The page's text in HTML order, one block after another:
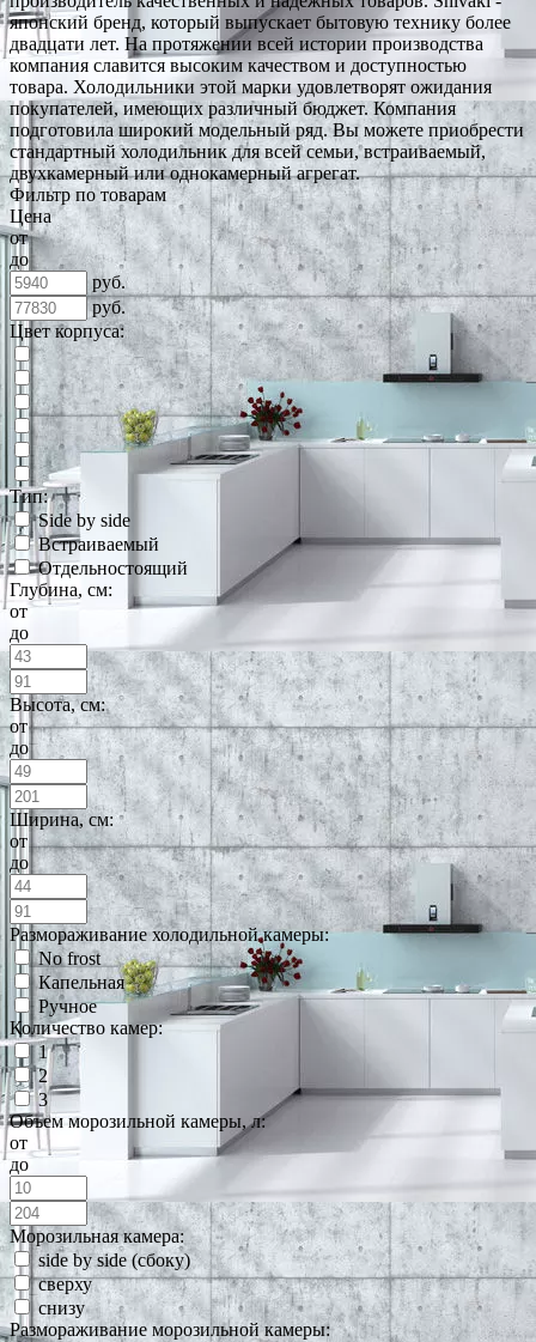
японский бренд, который выпускает бытовую технику более
двадцати лет. На протяжении всей истории производства
компания славится высоким качеством и доступностью
товара. Холодильники этой марки удовлетворят ожидания
покупателей, имеющих различный бюджет. Компания
подготовила широкий модельный ряд. Вы можете приобрести
стандартный холодильник для всей семьи, встраиваемый,
двухкамерный или однокамерный агрегат.
Фильтр по товарам
Цена
от
до
руб.
руб.
Цвет корпуса:
Тип:
Side by side
Встраиваемый
Отдельностоящий
Глубина, см:
от
до
Высота, см:
от
до
Ширина, см:
от
до
Размораживание холодильной камеры:
No frost
Капельная
Ручное
Количество камер:
1
2
3
Объем морозильной камеры, л:
от
до
Морозильная камера:
side by side (сбоку)
сверху
снизу
Размораживание морозильной камеры: